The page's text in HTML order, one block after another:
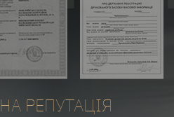
РЕПУТАЦІЯ